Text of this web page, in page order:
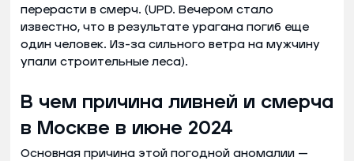
перерасти в смерч. (UPD. Вечером стало
известно, что в результате урагана погиб еще
один человек. Из-за сильного ветра на мужчину
упали строительные леса).
В чем причина ливней и смерча
в Москве в июне 2024
Основная причина этой погодной аномалии —